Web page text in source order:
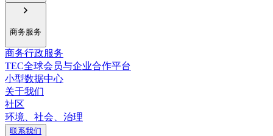
商务服务
商务行政服务
TEC全球会员与企业合作平台
小型数据中心
关于我们
社区
环境、社会、治理
联系我们